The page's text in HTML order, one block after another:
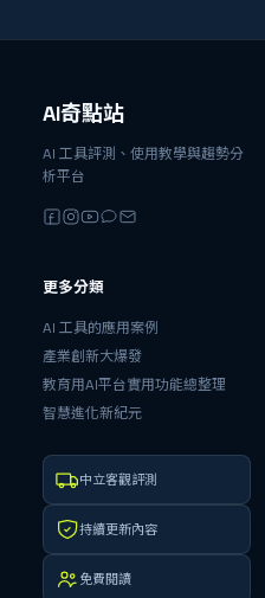
AI奇點站
AI 工具評測、使用教學與趨勢分
析平台
更多分類
AI 工具的應用案例
產業創新大爆發
教育用AI平台實用功能總整理
智慧進化新紀元
中立客觀評測
持續更新內容
免費閱讀